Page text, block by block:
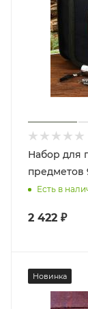
Набор для
предметов
Есть в
2 422 ₽
Новинка